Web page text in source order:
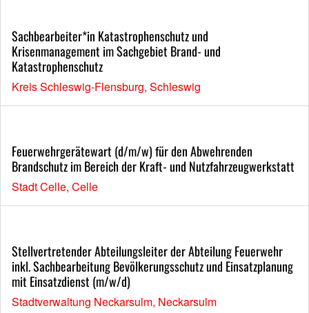
Sachbearbeiter*in Katastrophenschutz und
Krisenmanagement im Sachgebiet Brand- und
Katastrophenschutz
Kreis Schleswig-Flensburg, Schleswig
Feuerwehrgerätewart (d/m/w) für den Abwehrenden
Brandschutz im Bereich der Kraft- und Nutzfahrzeugwerkstatt
Stadt Celle, Celle
Stellvertretender Abteilungsleiter der Abteilung Feuerwehr
inkl. Sachbearbeitung Bevölkerungsschutz und Einsatzplanung
mit Einsatzdienst (m/w/d)
Stadtverwaltung Neckarsulm, Neckarsulm